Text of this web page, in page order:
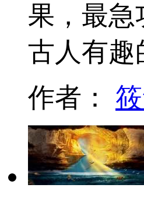
果，最急
古人有趣
作者：